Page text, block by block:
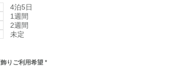
4泊5日
1週間
2週間
未定
りご利用希望 *必